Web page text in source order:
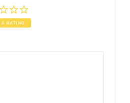
A RATING.